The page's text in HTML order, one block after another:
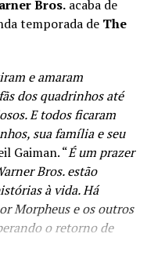
clímax que a
definitivamente
Estamos dando a
e atenção que
se referencia,
o último filme da
emO Homem de Aço,
Novos projetos
eAdão Negro
nova narrativa de
construir.
Bros.acaba de
temporada de The
e amaram
dos quadrinhos até
E todos ficaram
sua família e seu
Gaiman. “É um prazer
Bros. estão
à vida. Há
Morpheus e os outros
o retorno de